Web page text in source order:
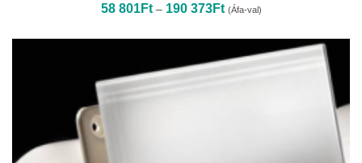
58 801Ft – 190 373FtÁrtartomány:
58
-
373Ft
(Áfa-val)